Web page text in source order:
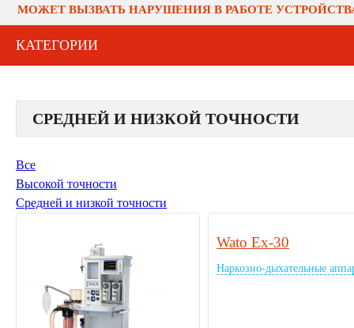
МОЖЕТ ВЫЗВАТЬ НАРУШЕНИЯ В РАБОТЕ
КАТЕГОРИИ
СРЕДНЕЙ И НИЗКОЙ ТОЧНОСТИ
Все
Высокой точности
Средней и низкой точности
Wato Ex-30
Наркозно-дыхательные